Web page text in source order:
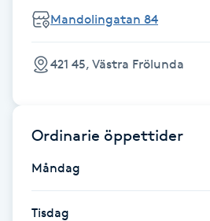
Hollywood Peel
Hot Stone Massage
Hudföryngring
Huduppstramning
Mandolingatan 84
421 45, Västra Frölunda
Ordinarie öppettider
Måndag
Tisdag